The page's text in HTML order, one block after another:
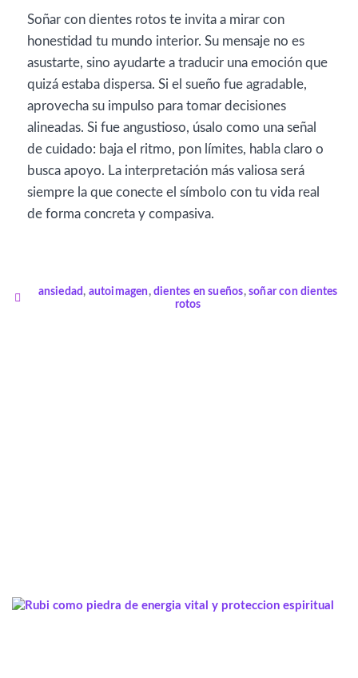
Soñar con dientes rotos te invita a mirar con
honestidad tu mundo interior. Su mensaje no es
asustarte, sino ayudarte a traducir una emoción que
quizá estaba dispersa. Si el sueño fue agradable,
aprovecha su impulso para tomar decisiones
alineadas. Si fue angustioso, úsalo como una señal
de cuidado: baja el ritmo, pon límites, habla claro o
busca apoyo. La interpretación más valiosa será
siempre la que conecte el símbolo con tu vida real
de forma concreta y compasiva.
ansiedad, autoimagen,dientes en sueños, soñar con dientes
rotos